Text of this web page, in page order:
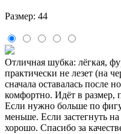
Размер: 44
Отличная шубка: лёгкая,
практически не лезет (на
сначала оставалась после
комфортно. Идёт в размер,
Если нужно больше по
меньше. Если застегнуть
хорошо. Спасибо за